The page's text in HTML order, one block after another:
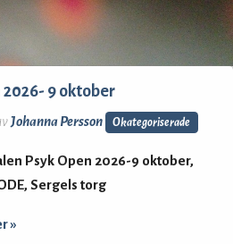
2026- 9 oktober
Johanna Persson Okategoriserade
Psyk Open 2026-9 oktober,
Sergels torg
»